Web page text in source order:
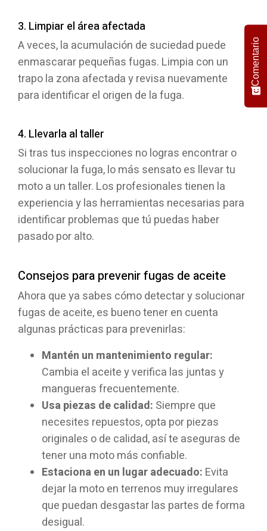
3. Limpiar el área afectada
A veces, la acumulación de suciedad puede
enmascarar pequeñas fugas. Limpia con un
trapo la zona afectada y revisa nuevamente
para identificar el origen de la fuga.
4. Llevarla al taller
Si tras tus inspecciones no logras encontrar o
solucionar la fuga, lo más sensato es llevar tu
moto a un taller. Los profesionales tienen la
experiencia y las herramientas necesarias para
identificar problemas que tú puedas haber
pasado por alto.
Consejos para prevenir fugas de aceite
Ahora que ya sabes cómo detectar y solucionar
fugas de aceite, es bueno tener en cuenta
algunas prácticas para prevenirlas:
Mantén un mantenimiento regular:
Cambia el aceite y verifica las juntas y
mangueras frecuentemente.
Usa piezas de calidad: Siempre que
necesites repuestos, opta por piezas
originales o de calidad, así te aseguras de
tener una moto más confiable.
Estaciona en un lugar adecuado: Evita
dejar la moto en terrenos muy irregulares
que puedan desgastar las partes de forma
desigual.
Comentario